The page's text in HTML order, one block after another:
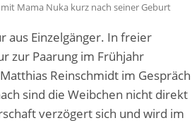
Mama Nuka kurz nach seiner Geburt
aus Einzelgänger. In freier
zur Paarung im Frühjahr
Reinschmidt im Gespräch
sind die Weibchen nicht direkt
verzögert sich und wird im